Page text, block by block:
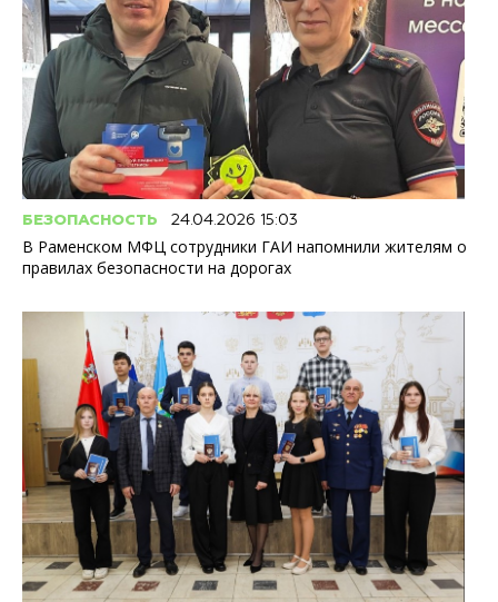
БЕЗОПАСНОСТЬ 24.04.2026 15:03
В Раменском МФЦ сотрудники ГАИ напомнили жителям о
правилах безопасности на дорогах